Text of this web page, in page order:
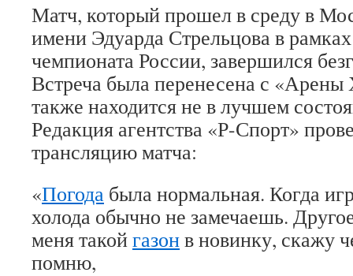
Матч, который прошел в среду в
имени Эдуарда Стрельцова в
чемпионата России, завершился
Встреча была перенесена с «Арены
также находится не в лучшем
Редакция агентства «Р-Спорт»
трансляцию матча:
«Погода была нормальная. Когда
холода обычно не замечаешь.
меня такойгазонв новинку, скажу
помню,